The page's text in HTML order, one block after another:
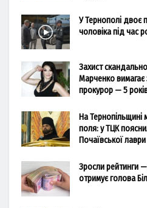
У Тернополі двоє
чоловіка під час
Захист
Марченко
прокурор — 5
На Тернопільщині
поля: у ТЦК
Почаївської лаври
Зросли рейтинги
отримує голова